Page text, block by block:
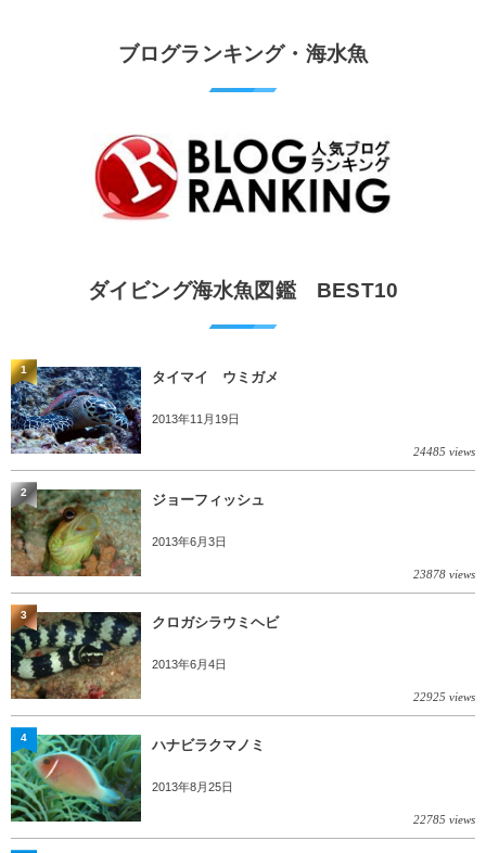
ブログランキング・海水魚
ダイビング海水魚図鑑 BEST10
タイマイ ウミガメ
2013年11月19日
24485 views
1
ジョーフィッシュ
2013年6月3日
23878 views
2
クロガシラウミヘビ
2013年6月4日
22925 views
3
ハナビラクマノミ
2013年8月25日
22785 views
4